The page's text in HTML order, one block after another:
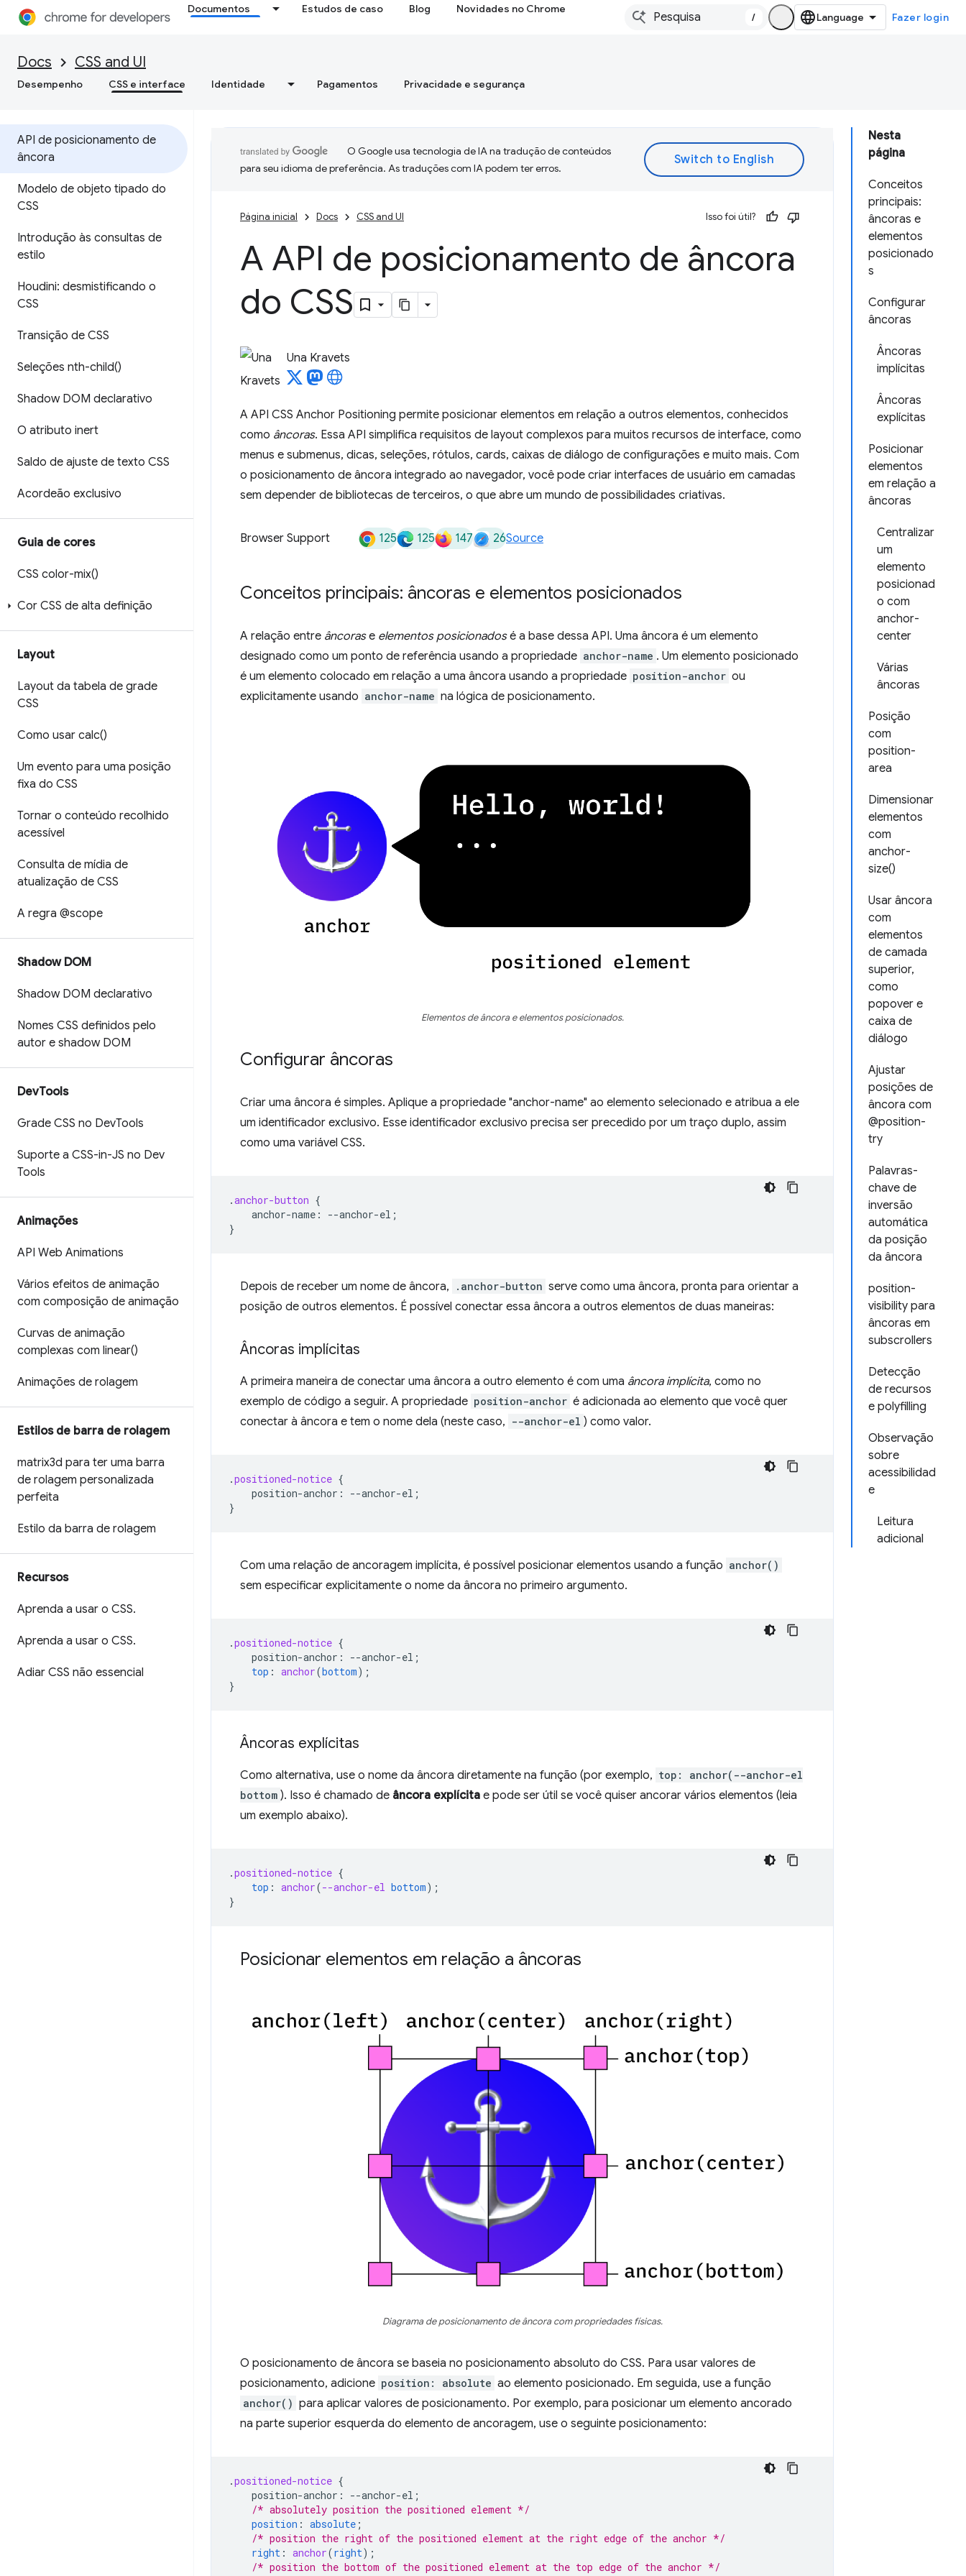
Documentos Estudos de caso Blog Novidades no Chrome
/ Fazer login
Docs CSS and UI
Desempenho CSS e interface Identidade Pagamentos Privacidade e segurança
API de posicionamento de
âncora
Modelo de objeto tipado do
CSS
Introdução às consultas de
estilo
Houdini: desmistificando o
CSS
Transição de CSS
Seleções nth-child()
Shadow DOM declarativo
O atributo inert
Saldo de ajuste de texto CSS
Acordeão exclusivo
Guia de cores
CSS color-mix()
Cor CSS de alta definição
Layout
Layout da tabela de grade
CSS
Como usar calc()
Um evento para uma posição
fixa do CSS
Tornar o conteúdo recolhido
acessível
Consulta de mídia de
atualização de CSS
A regra @scope
Shadow DOM
Shadow DOM declarativo
Nomes CSS definidos pelo
autor e shadow DOM
DevTools
Grade CSS no DevTools
Suporte a CSS-in-JS no Dev
Tools
Animações
API Web Animations
Vários efeitos de animação
com composição de animação
Curvas de animação
complexas com linear()
Animações de rolagem
Estilos de barra de rolagem
matrix3d para ter uma barra
de rolagem personalizada
perfeita
Estilo da barra de rolagem
Recursos
Aprenda a usar o CSS.
Aprenda a usar o CSS.
Adiar CSS não essencial
Nesta
página
Conceitos
principais:
âncoras e
elementos
posicionado
s
Configurar
âncoras
Âncoras
implícitas
Âncoras
explícitas
Posicionar
elementos
em relação a
âncoras
Centralizar
um
elemento
posicionad
o com
anchor-
center
Várias
âncoras
Posição
com
position-
area
Dimensionar
elementos
com
anchor-
size()
Usar âncora
com
elementos
de camada
superior,
como
popover e
caixa de
diálogo
Ajustar
posições de
âncora com
@position-
try
Palavras-
chave de
inversão
automática
da posição
da âncora
position-
visibility para
âncoras em
subscrollers
Detecção
de recursos
e polyfilling
Observação
sobre
acessibilidad
e
Leitura
adicional
O Google usa tecnologia de IA na tradução de conteúdos
para seu idioma de preferência. As traduções com IA podem ter erros.
Página inicial Docs CSS and UI Isso foi útil?
A API de posicionamento de âncora
do CSS
Una Kravets
A API CSS Anchor Positioning permite posicionar elementos em relação a outros elementos, conhecidos
como âncoras. Essa API simplifica requisitos de layout complexos para muitos recursos de interface, como
menus e submenus, dicas, seleções, rótulos, cards, caixas de diálogo de configurações e muito mais. Com
o posicionamento de âncora integrado ao navegador, você pode criar interfaces de usuário em camadas
sem depender de bibliotecas de terceiros, o que abre um mundo de possibilidades criativas.
Browser Support 125 125 147 26Source
Conceitos principais: âncoras e elementos posicionados
A relação entre âncorase elementos posicionadosé a base dessa API. Uma âncora é um elemento
designado como um ponto de referência usando a propriedade anchor-name . Um elemento posicionado
é um elemento colocado em relação a uma âncora usando a propriedade position-anchor ou
explicitamente usando anchor-name na lógica de posicionamento.
Elementos de âncora e elementos posicionados.
Configurar âncoras
Criar uma âncora é simples. Aplique a propriedade "anchor-name" ao elemento selecionado e atribua a ele
um identificador exclusivo. Esse identificador exclusivo precisa ser precedido por um traço duplo, assim
como uma variável CSS.
.anchor-button {
anchor-name : --anchor-el ;
}
Depois de receber um nome de âncora, .anchor-button serve como uma âncora, pronta para orientar a
posição de outros elementos. É possível conectar essa âncora a outros elementos de duas maneiras:
Âncoras implícitas
A primeira maneira de conectar uma âncora a outro elemento é com uma âncora implícita, como no
exemplo de código a seguir. A propriedade position-anchor é adicionada ao elemento que você quer
conectar à âncora e tem o nome dela (neste caso, --anchor-el ) como valor.
.positioned-notice {
position-anchor : --anchor-el ;
}
Com uma relação de ancoragem implícita, é possível posicionar elementos usando a função anchor()
sem especificar explicitamente o nome da âncora no primeiro argumento.
.positioned-notice {
position-anchor : --anchor-el ;
top : anchor(bottom);
}
Âncoras explícitas
Como alternativa, use o nome da âncora diretamente na função (por exemplo, top: anchor(--anchor-el
bottom ). Isso é chamado de âncora explícita e pode ser útil se você quiser ancorar vários elementos (leia
um exemplo abaixo).
.positioned-notice {
top : anchor(--anchor-el bottom);
}
Posicionar elementos em relação a âncoras
Diagrama de posicionamento de âncora com propriedades físicas.
O posicionamento de âncora se baseia no posicionamento absoluto do CSS. Para usar valores de
posicionamento, adicione position: absolute ao elemento posicionado. Em seguida, use a função
anchor() para aplicar valores de posicionamento. Por exemplo, para posicionar um elemento ancorado
na parte superior esquerda do elemento de ancoragem, use o seguinte posicionamento:
.positioned-notice {
position-anchor : --anchor-el ;
/* absolutely position the positioned element */
position : absolute ;
/* position the right of the positioned element at the right edge of the anchor */
right : anchor(right);
/* position the bottom of the positioned element at the top edge of the anchor */